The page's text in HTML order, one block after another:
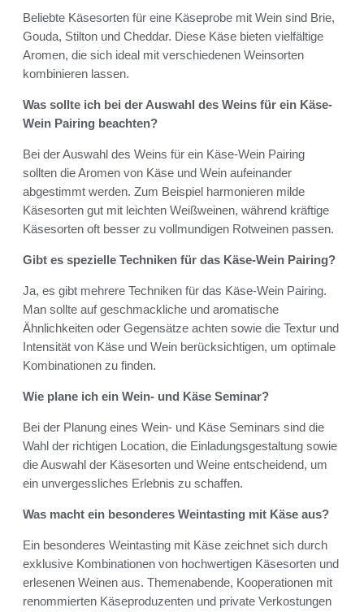
Beliebte Käsesorten für eine Käseprobe mit Wein sind Brie,
Gouda, Stilton und Cheddar. Diese Käse bieten vielfältige
Aromen, die sich ideal mit verschiedenen Weinsorten
kombinieren lassen.
Was sollte ich bei der Auswahl des Weins für ein Käse-
Wein Pairing beachten?
Bei der Auswahl des Weins für ein Käse-Wein Pairing
sollten die Aromen von Käse und Wein aufeinander
abgestimmt werden. Zum Beispiel harmonieren milde
Käsesorten gut mit leichten Weißweinen, während kräftige
Käsesorten oft besser zu vollmundigen Rotweinen passen.
Gibt es spezielle Techniken für das Käse-Wein Pairing?
Ja, es gibt mehrere Techniken für das Käse-Wein Pairing.
Man sollte auf geschmackliche und aromatische
Ähnlichkeiten oder Gegensätze achten sowie die Textur und
Intensität von Käse und Wein berücksichtigen, um optimale
Kombinationen zu finden.
Wie plane ich ein Wein- und Käse Seminar?
Bei der Planung eines Wein- und Käse Seminars sind die
Wahl der richtigen Location, die Einladungsgestaltung sowie
die Auswahl der Käsesorten und Weine entscheidend, um
ein unvergessliches Erlebnis zu schaffen.
Was macht ein besonderes Weintasting mit Käse aus?
Ein besonderes Weintasting mit Käse zeichnet sich durch
exklusive Kombinationen von hochwertigen Käsesorten und
erlesenen Weinen aus. Themenabende, Kooperationen mit
renommierten Käseproduzenten und private Verkostungen